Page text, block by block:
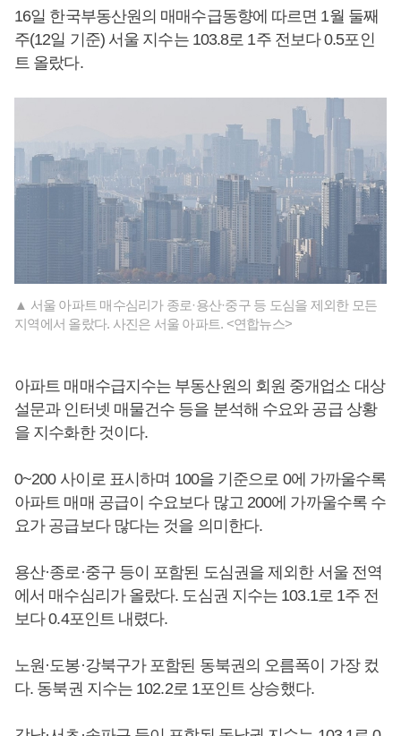
16일 한국부동산원의 매매수급동향에 따르면 1월 둘째
주(12일 기준) 서울 지수는 103.8로 1주 전보다 0.5포인
트 올랐다.
▲ 서울 아파트 매수심리가 종로·용산·중구 등 도심을 제외한 모든
지역에서 올랐다. 사진은 서울 아파트. <연합뉴스>
아파트 매매수급지수는 부동산원의 회원 중개업소 대상
설문과 인터넷 매물건수 등을 분석해 수요와 공급 상황
을 지수화한 것이다.
0~200 사이로 표시하며 100을 기준으로 0에 가까울수록
아파트 매매 공급이 수요보다 많고 200에 가까울수록 수
요가 공급보다 많다는 것을 의미한다.
용산·종로·중구 등이 포함된 도심권을 제외한 서울 전역
에서 매수심리가 올랐다. 도심권 지수는 103.1로 1주 전
보다 0.4포인트 내렸다.
노원·도봉·강북구가 포함된 동북권의 오름폭이 가장 컸
다. 동북권 지수는 102.2로 1포인트 상승했다.